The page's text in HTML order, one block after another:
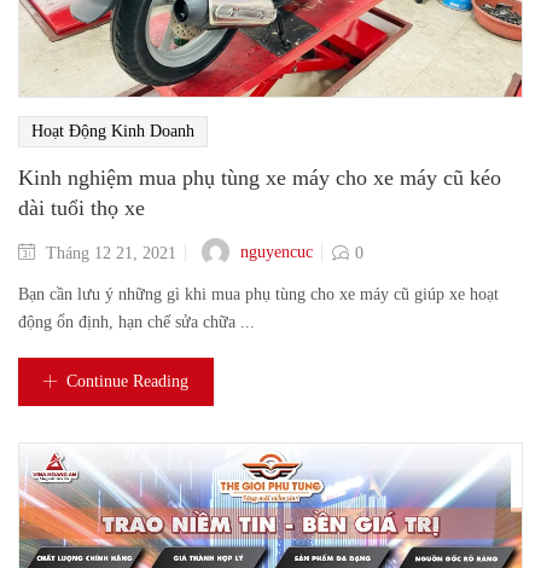
Hoạt Động Kinh Doanh
Kinh nghiệm mua phụ tùng xe máy cho xe máy cũ kéo
dài tuổi thọ xe
Tháng 12 21, 2021 nguyencuc 0
Bạn cần lưu ý những gì khi mua phụ tùng cho xe máy cũ giúp xe hoạt
động ổn định, hạn chế sửa chữa ...
Continue Reading